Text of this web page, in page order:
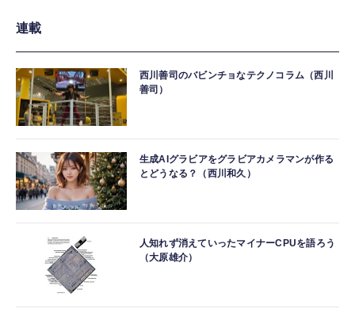
連載
西川善司のバビンチョなテクノコラム（西川
善司）
生成AIグラビアをグラビアカメラマンが作る
とどうなる？（西川和久）
人知れず消えていったマイナーCPUを語ろう
（大原雄介）